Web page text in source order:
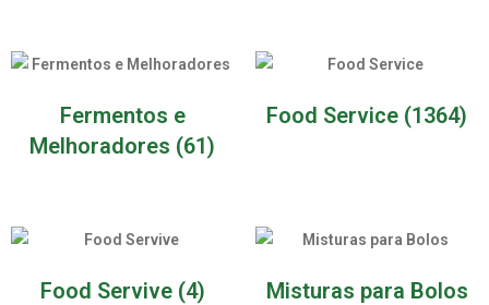
Fermentos e
Melhoradores (61)
Food Service (1364)
Food Servive (4)
Misturas para Bolos